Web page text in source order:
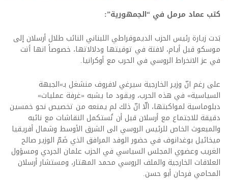
كتب عماد مرمل في “الجمهورية”:
بَدت زيارة رئيس الحزب الديموقراطي اللبناني النائب طلال أرسلان إلى
موسكو قبل أيام، لافتة في توقيتها ودلالاتها، خصوصاً انها أتت
في عز الانخراط الروسي في الحرب مع أوكرانيا.
على رغم انّ وزير الخارجية سيرغي لافروف منشغل بـ»الجبهة
السياسية» في هذه الحرب، ويقود ما يشبه «غرفة عمليات»
دبلوماسية لمواكبتها، الّا انّ ذلك لم يمنعه من تخصيص نحو خمسين
دقيقة للاجتماع مع أرسلان قبل أن تُستكمل النقاشات مع نائبه
والمبعوث الخاص للرئيس الروسي الى الشرق الأوسط وشمال أفريقيا
ميخائيل بوغدانوف في حضور الوفد المرافق الذي ضَمّ الوزير صالح
الغريب وعضوي المجلس السياسي في الحزب علمان الجردي ومسؤول
العلاقات الخارجية والملف الروسي محمد المهتار، ومستشار أرسلان
المحامي فرحان أبو حسن.